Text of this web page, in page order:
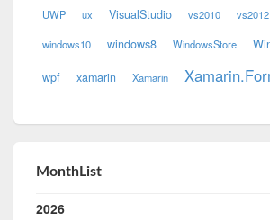
UWP ux VisualStudio vs2010 vs2012
windows10 windows8 WindowsStore
wpf xamarin Xamarin
MonthList
2026